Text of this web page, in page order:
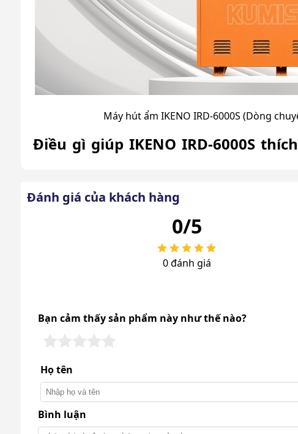
Máy hút ẩm IKENO IRD-6000S (Dòng
Điều gì giúp IKENO IRD-6000S
IKENO IRD-6000S được tối ưu với hệ thống linh kiện
môi trường sấy công nghiệp hoạt động liên tục.
Tạo môi trường khô ổn định giúp vật liệu hạn
IKENO IRD-6000S sử dụng máy nén chuẩn Nhật công
hơi ẩm ra khỏi phòng nhanh hơn. Nhờ khả năng hút
Đánh giá của khách hàng
0/5
0 đánh giá
Bạn cảm thấy sản phẩm này như thế nào?
Họ tên
Bình luận